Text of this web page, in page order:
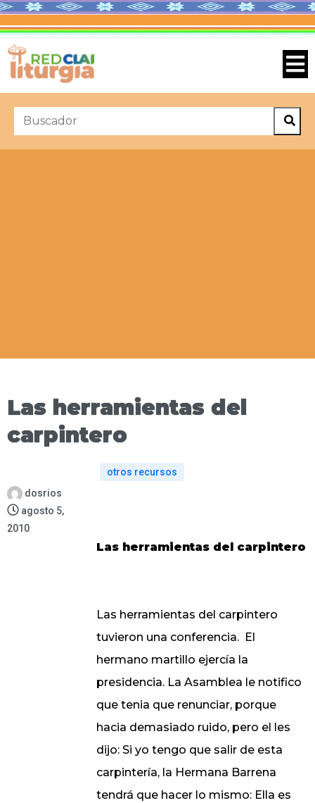
Las herramientas del
carpintero
dosrios
agosto 5,
2010
otros recursos
Las herramientas del carpintero
Las herramientas del carpintero
tuvieron una conferencia. El
hermano martillo ejercía la
presidencia. La Asamblea le notifico
que tenia que renunciar, porque
hacia demasiado ruido, pero el les
dijo: Si yo tengo que salir de esta
carpintería, la Hermana Barrena
tendrá que hacer lo mismo: Ella es